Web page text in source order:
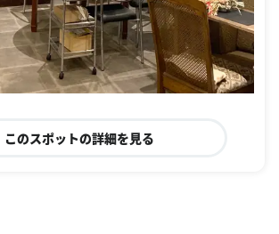
このスポットの詳細を見る